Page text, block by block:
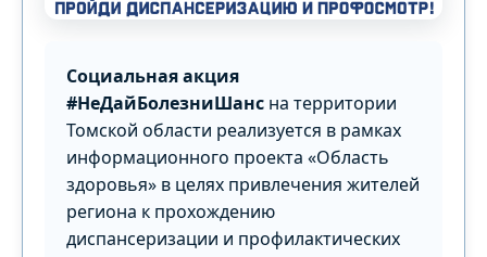
Социальная акция
#НеДайБолезниШанс на территории
Томской области реализуется в рамках
информационного проекта «Область
здоровья» в целях привлечения жителей
региона к прохождению
диспансеризации и профилактических